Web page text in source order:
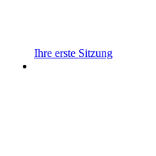
Ihre erste Sitzung